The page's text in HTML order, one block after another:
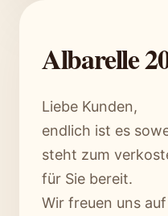
Albarelle
Liebe Kunden,
endlich ist es
steht zum
für Sie bereit.
Wir freuen uns auf